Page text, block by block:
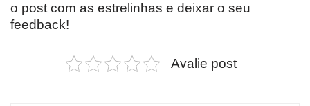
o post com as estrelinhas e deixar o seu
feedback!
Avalie post